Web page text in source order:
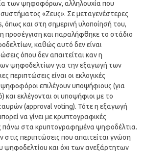
των ψηφοφόρων, αλληλουχία που
«Ζευς». Σε μεταγενέστερες
όπως και στη σημερινή υλοποίησή του,
προσέγγιση και παραλήφθηκε το στάδιο
καθώς αυτό δεν είναι
όπου δεν απαιτείται καν η
ψηφοδελτίων για την εξαγωγή των
περιπτώσεις είναι οι εκλογικές
επιλέγουν υποψήφιους (για
εκλέγονται οι υποψήφιοι με το
(approval voting). Τότε η εξαγωγή
να γίνει με κρυπτογραφικές
πάνω στα κρυπτογραφημένα ψηφοδέλτια.
στις περιπτώσεις που απαιτείται γνώση
ψηφοδελτίου και όχι των ανεξάρτητων